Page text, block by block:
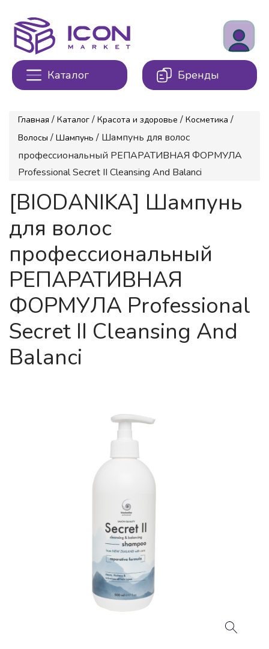
Каталог Бренды
Главная / Каталог / Красота и здоровье / Косметика /
Волосы / Шампунь / Шампунь для волос
профессиональный РЕПАРАТИВНАЯ ФОРМУЛА
Professional Secret II Cleansing And Balanci
[BIODANIKA] Шампунь
для волос
профессиональный
РЕПАРАТИВНАЯ
ФОРМУЛА Professional
Secret II Cleansing And
Balanci